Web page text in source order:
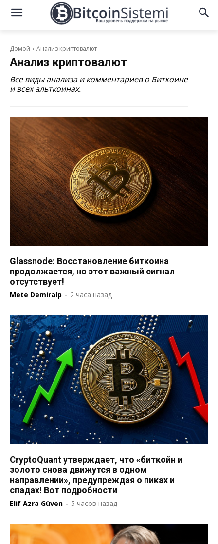
Домой Анализ криптовалют
Анализ криптовалют
Все виды анализа и комментариев о Биткоине
и всех альткоинах.
Glassnode: Восстановление биткоина
продолжается, но этот важный сигнал
отсутствует!
Mete Demiralp - 2 часа назад
CryptoQuant утверждает, что «биткойн и
золото снова движутся в одном
направлении», предупреждая о пиках и
спадах! Вот подробности
Elif Azra Güven - 5 часов назад